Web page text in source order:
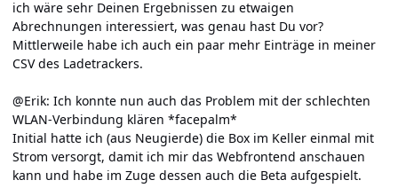
ich wäre sehr Deinen Ergebnissen zu etwaigen
Abrechnungen interessiert, was genau hast Du vor?
Mittlerweile habe ich auch ein paar mehr Einträge in meiner
CSV des Ladetrackers.
@Erik: Ich konnte nun auch das Problem mit der schlechten
WLAN-Verbindung klären *facepalm*
Initial hatte ich (aus Neugierde) die Box im Keller einmal mit
Strom versorgt, damit ich mir das Webfrontend anschauen
kann und habe im Zuge dessen auch die Beta aufgespielt.